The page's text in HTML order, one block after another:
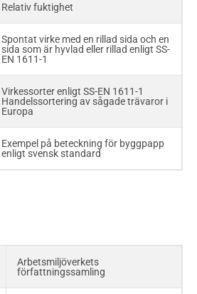
Weather- and boilproof - beteckning
som används för lim
Relativ fuktighet
Spontat virke med en rillad sida och en
sida som är hyvlad eller rillad enligt SS-
EN 1611-1
Virkessorter enligt SS-EN 1611-1
Handelssortering av sågade trävaror i
Europa
Exempel på beteckning för byggpapp
enligt svensk standard
Arbetsmiljöverkets
författningssamling